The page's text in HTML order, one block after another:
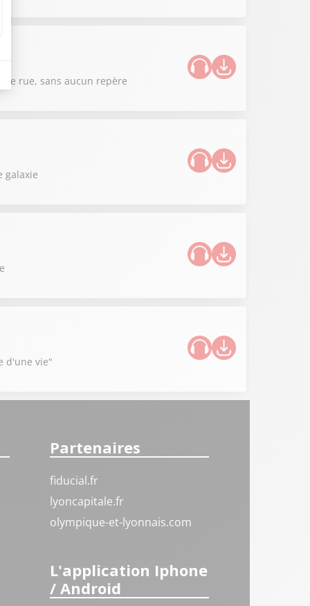
rue, sans aucun repère
galaxie
d'une vie"
Partenaires
fiducial.fr
lyoncapitale.fr
olympique-et-lyonnais.com
L'application Iphone
/ Android